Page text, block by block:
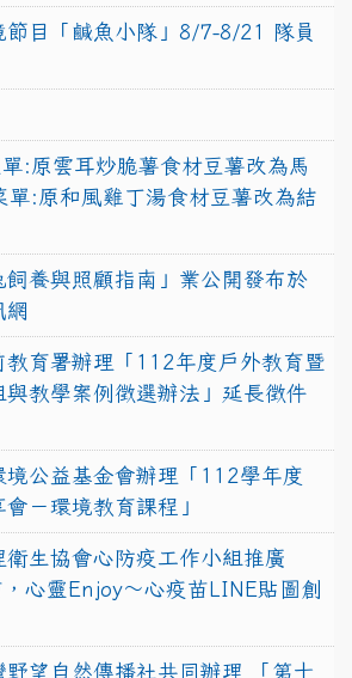
節目「鹹魚小隊」8/7-8/21 隊員
:原雲耳炒脆薯食材豆薯改為馬
:原和風雞丁湯食材豆薯改為結
飼養與照顧指南」業公開發布於
網
教育署辦理「112年度戶外教育暨
與教學案例徵選辦法」延長徵件
境公益基金會辦理「112學年度
－環境教育課程」
生協會心防疫工作小組推廣
心靈Enjoy〜心疫苗LINE貼圖創
野望自然傳播社共同辦理 「第十